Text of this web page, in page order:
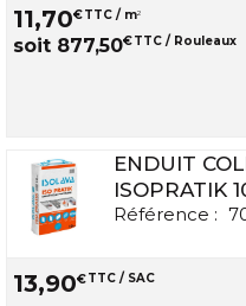
11,70€TTC / m2
soit 877,50€TTC / Rouleaux
ENDUIT
ISOPRATIK
Référence :
13,90€TTC / SAC